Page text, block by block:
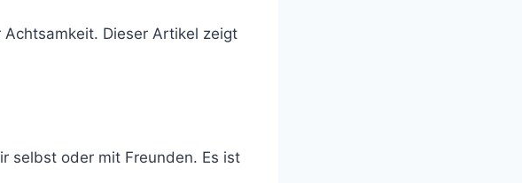
Dieser Artikel zeigt
selbst oder mit Freunden. Es ist